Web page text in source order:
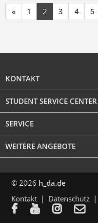
« 1 2 3 4 5
KONTAKT
STUDENT SERVICE CENTER
SERVICE
WEITERE ANGEBOTE
© 2026 h_da.de
Kontakt
Datenschutz
   